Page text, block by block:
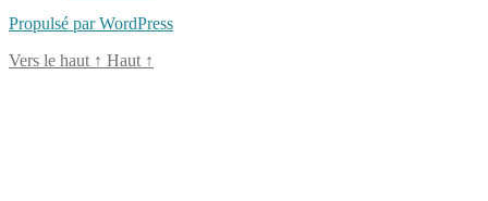
Propulsé par WordPress
Vers le haut ↑ Haut ↑